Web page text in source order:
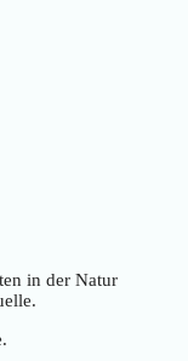
in der Natur